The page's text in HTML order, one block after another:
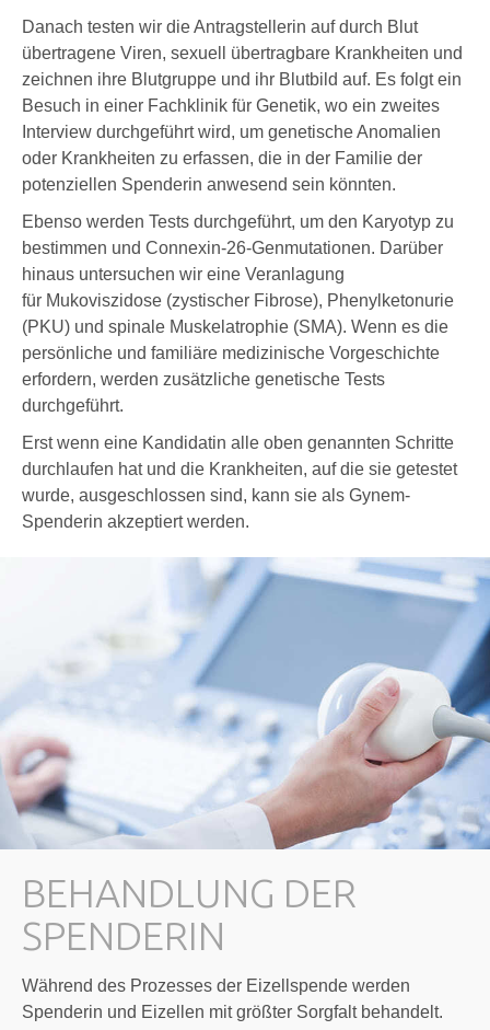
Danach testen wir die Antragstellerin auf durch Blut
übertragene Viren, sexuell übertragbare Krankheiten und
zeichnen ihre Blutgruppe und ihr Blutbild auf. Es folgt ein
Besuch in einer Fachklinik für Genetik, wo ein zweites
Interview durchgeführt wird, um genetische Anomalien
oder Krankheiten zu erfassen, die in der Familie der
potenziellen Spenderin anwesend sein könnten.
Ebenso werden Tests durchgeführt, um den Karyotyp zu
bestimmen und Connexin-26-Genmutationen. Darüber
hinaus untersuchen wir eine Veranlagung
für Mukoviszidose (zystischer Fibrose), Phenylketonurie
(PKU) und spinale Muskelatrophie (SMA). Wenn es die
persönliche und familiäre medizinische Vorgeschichte
erfordern, werden zusätzliche genetische Tests
durchgeführt.
Erst wenn eine Kandidatin alle oben genannten Schritte
durchlaufen hat und die Krankheiten, auf die sie getestet
wurde, ausgeschlossen sind, kann sie als Gynem-
Spenderin akzeptiert werden.
BEHANDLUNG DER
SPENDERIN
Während des Prozesses der Eizellspende werden
Spenderin und Eizellen mit größter Sorgfalt behandelt.